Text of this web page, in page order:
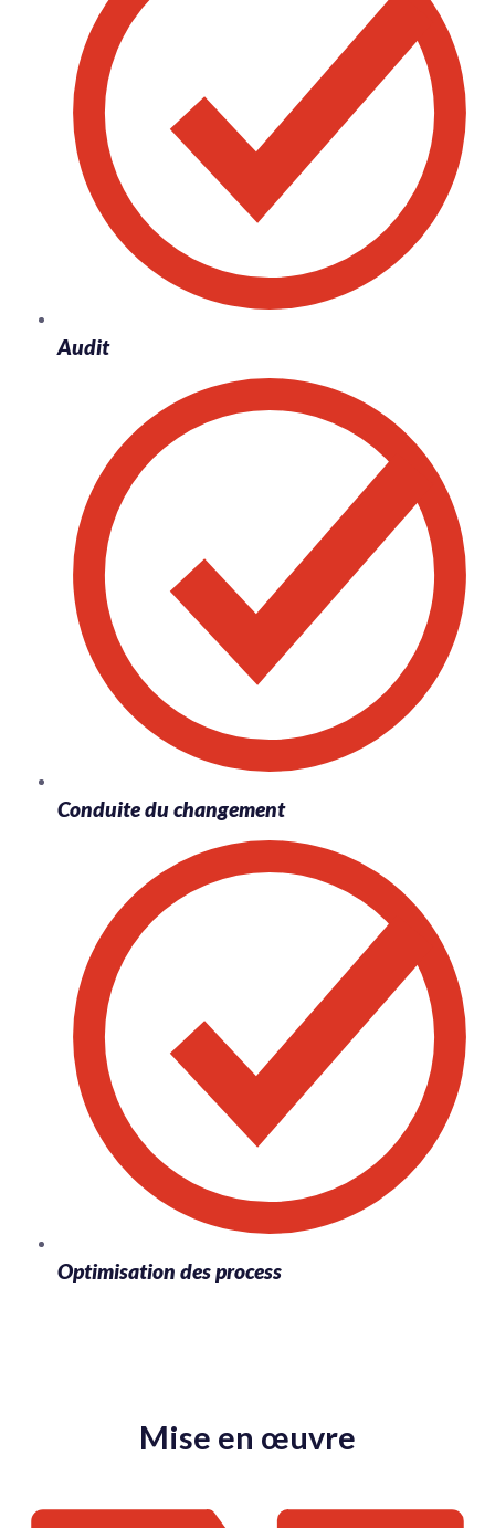
Audit
Conduite du changement
Optimisation des process
Mise en œuvre